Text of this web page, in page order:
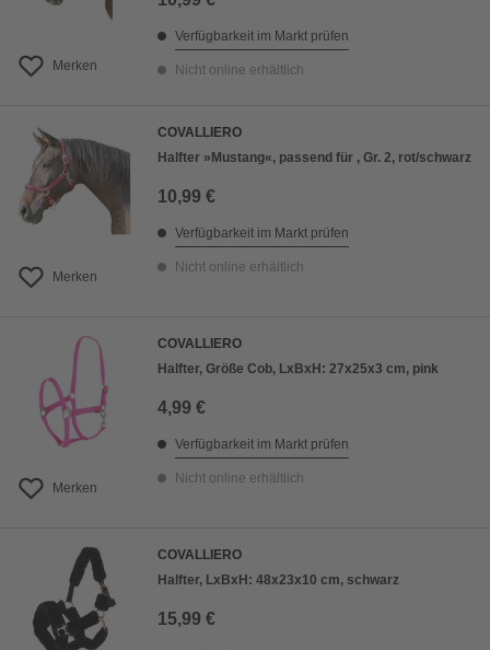
Merken
Verfügbarkeit im Markt prüfen
Nicht online erhältlich
Merken
COVALLIERO
Halfter »Mustang«, passend für , Gr. 2, rot/schwarz
10,99 €
Verfügbarkeit im Markt prüfen
Nicht online erhältlich
Merken
COVALLIERO
Halfter, Größe Cob, LxBxH: 27x25x3 cm, pink
4,99 €
Verfügbarkeit im Markt prüfen
Nicht online erhältlich
COVALLIERO
Halfter, LxBxH: 48x23x10 cm, schwarz
15,99 €